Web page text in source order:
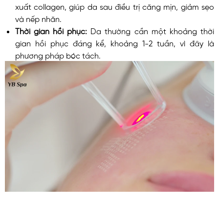
xuất collagen, giúp da sau điều trị căng mịn, giảm sẹo
và nếp nhăn.
Thời gian hồi phục: Da thường cần một khoảng thời
gian hồi phục đáng kể, khoảng 1-2 tuần, vì đây là
phương pháp bóc tách.